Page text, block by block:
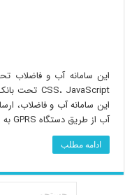
این سامانه آب و فاضلاب،
آب از طریق دستگاه GPRS به روی سرور و نمایش اطلاعات …
ادامه مطلب